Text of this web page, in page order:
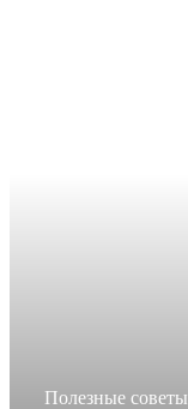
Полезные советы